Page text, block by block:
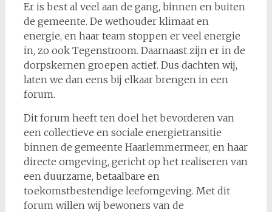
Er is best al veel aan de gang, binnen en buiten
de gemeente. De wethouder klimaat en
energie, en haar team stoppen er veel energie
in, zo ook Tegenstroom. Daarnaast zijn er in de
dorpskernen groepen actief. Dus dachten wij,
laten we dan eens bij elkaar brengen in een
forum.
Dit forum heeft ten doel het bevorderen van
een collectieve en sociale energietransitie
binnen de gemeente Haarlemmermeer, en haar
directe omgeving, gericht op het realiseren van
een duurzame, betaalbare en
toekomstbestendige leefomgeving. Met dit
forum willen wij bewoners van de